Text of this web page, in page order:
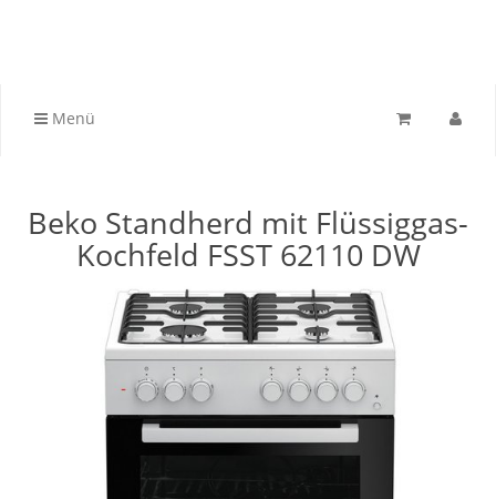
Menü
Beko Standherd mit Flüssiggas-
Kochfeld FSST 62110 DW